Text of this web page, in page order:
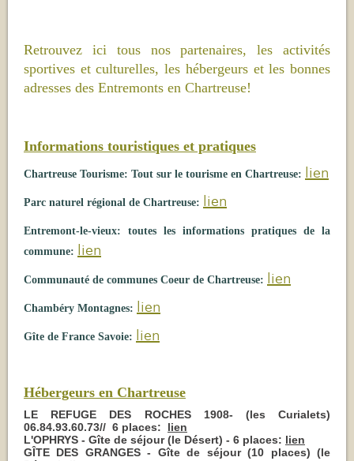
Retrouvez ici tous nos partenaires, les activités
sportives et culturelles, les hébergeurs et les bonnes
adresses des Entremonts en Chartreuse!
Informations touristiques et pratiques
Chartreuse Tourisme: Tout sur le tourisme en Chartreuse: lien
Parc naturel régional de Chartreuse: lien
Entremont-le-vieux: toutes les informations pratiques de la
commune:
lien
Communauté de communes Coeur de Chartreuse: lien
Chambéry Montagnes: lien
Gîte de France Savoie: lien
Hébergeurs en Chartreuse
LE REFUGE DES ROCHES 1908- (les Curialets)
06.84.93.60.73// 6 places:
lien
L'OPHRYS - Gîte de séjour (le Désert) - 6 places: lien
GÎTE DES GRANGES - Gîte de séjour (10 places) (le